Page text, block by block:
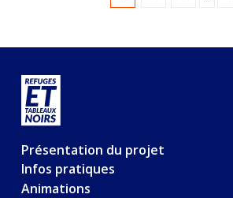
Présentation du projet
Infos pratiques
Animations